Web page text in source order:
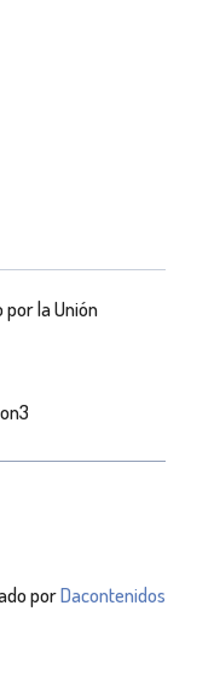
la Unión
porDacontenidos